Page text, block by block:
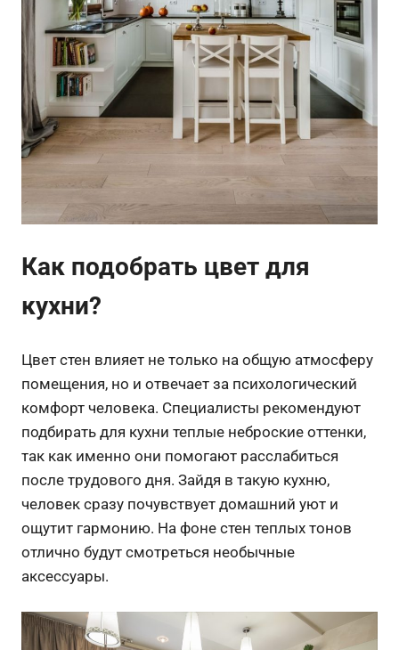
Как подобрать цвет для
кухни?
Цвет стен влияет не только на общую атмосферу
помещения, но и отвечает за психологический
комфорт человека. Специалисты рекомендуют
подбирать для кухни теплые неброские оттенки,
так как именно они помогают расслабиться
после трудового дня. Зайдя в такую кухню,
человек сразу почувствует домашний уют и
ощутит гармонию. На фоне стен теплых тонов
отлично будут смотреться необычные
аксессуары.